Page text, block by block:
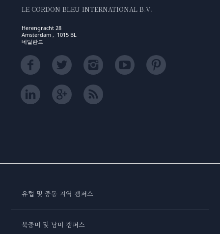
LE CORDON BLEU INTERNATIONAL B.V.
Herengracht 28
Amsterdam , 1015 BL
네덜란드
유럽 및 중동 지역 캠퍼스
북중미 및 남미 캠퍼스